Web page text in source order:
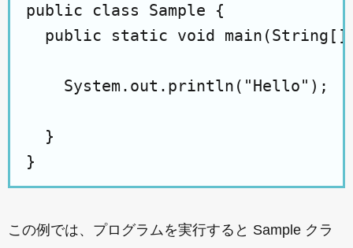
public class Sample {
public static void main(String[]
    System.out.println("Hello");
  }
この例では、プログラムを実行すると Sample クラ